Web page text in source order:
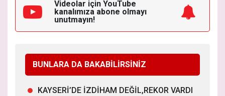
Videolar için YouTube
kanalımıza abone olmayı
unutmayın!
BUNLARA DA BAKABİLİRSİNİZ
KAYSERİ’DE İZDİHAM DEĞİL,REKOR VARDI